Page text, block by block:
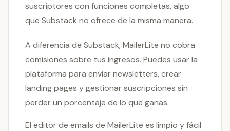
suscriptores con funciones completas, algo
que Substack no ofrece de la misma manera.
A diferencia de Substack, MailerLite no cobra
comisiones sobre tus ingresos. Puedes usar la
plataforma para enviar newsletters, crear
landing pages y gestionar suscripciones sin
perder un porcentaje de lo que ganas.
El editor de emails de MailerLite es limpio y fácil